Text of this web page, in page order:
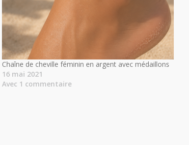
Chaîne de cheville féminin en argent avec médaillons
16 mai 2021
Avec 1 commentaire